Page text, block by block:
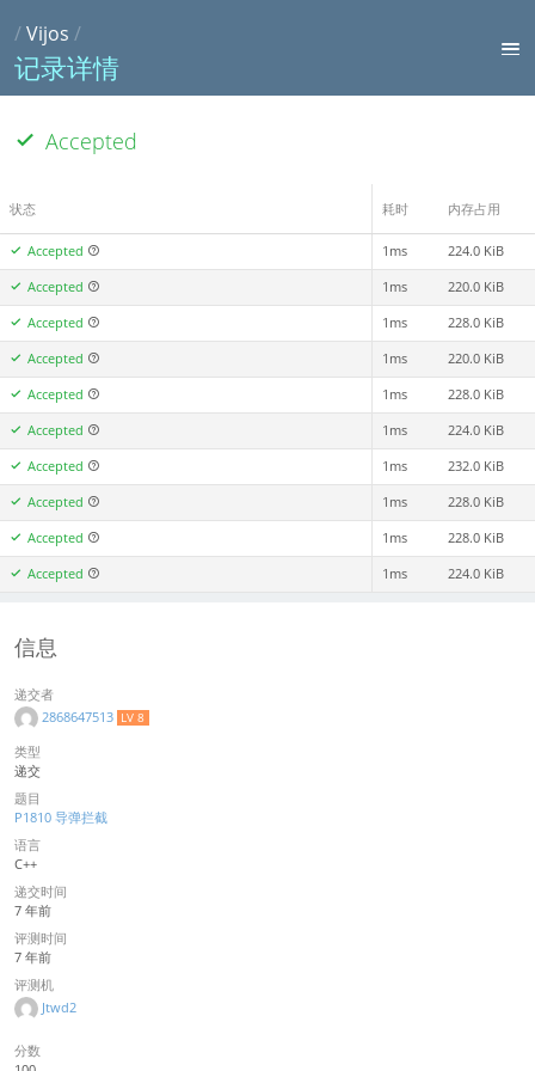
/Vijos /
记录详情
Accepted
状态 耗时 内存占用
Accepted 1ms 224.0 KiB
Accepted 1ms 220.0 KiB
Accepted 1ms 228.0 KiB
Accepted 1ms 220.0 KiB
Accepted 1ms 228.0 KiB
Accepted 1ms 224.0 KiB
Accepted 1ms 232.0 KiB
Accepted 1ms 228.0 KiB
Accepted 1ms 228.0 KiB
Accepted 1ms 224.0 KiB
信息
递交者
2868647513 LV 8
类型
递交
题目
P1810 导弹拦截
语言
C++
递交时间
7 年前
评测时间
7 年前
评测机
Jtwd2
分数